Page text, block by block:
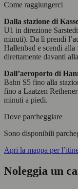
Come raggiungerci
Dalla stazione di
U1 in direzione
minuti). Da lì prendi
Hallenbad e scendi alla
direttamente davanti
Dall’aeroporto di
Bahn S5 fino alla
fino a Laatzen
minuti a piedi.
Dove parcheggiare
Sono disponibili
Apri la mappa per
Noleggia un